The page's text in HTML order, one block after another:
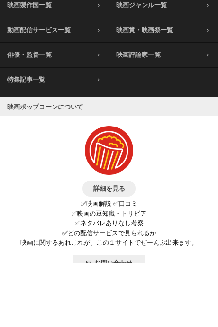
映画製作国一覧 映画ジャンル一覧
動画配信サービス一覧 映画賞・映画祭一覧
俳優・監督一覧 映画評論家一覧
特集記事一覧
映画ポップコーンについて
詳細を見る
✅映画解説 ✅口コミ
✅映画の豆知識・トリビア
✅ネタバレありなし考察
✅どの配信サービスで見られるか
映画に関するあれこれが、この１サイトでぜーんぶ出来ます。
お問い合わせ